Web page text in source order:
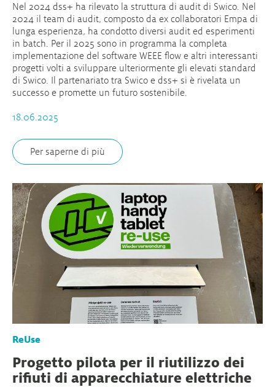
Nel 2024 dss+ ha rilevato la struttura di audit di Swico. Nel
2024 il team di audit, composto da ex collaboratori Empa di
lunga esperienza, ha condotto diversi audit ed esperimenti
in batch. Per il 2025 sono in programma la completa
implementazione del software WEEE flow e altri interessanti
progetti volti a sviluppare ulteriormente gli elevati standard
di Swico. Il partenariato tra Swico e dss+ si è rivelata un
successo e promette un futuro sostenibile.
18.06.2025
Per saperne di più
ReUse
Progetto pilota per il riutilizzo dei
rifiuti di apparecchiature elettriche